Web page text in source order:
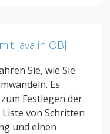
Java in OBJ
Sie, wie Sie
Es
Festlegen der
von Schritten
und einen